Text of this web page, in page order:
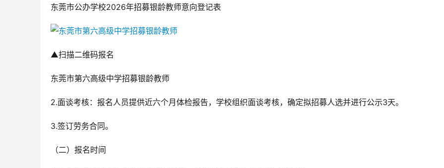
东莞市公办学校2026年招募银龄教师意向登记表
▲扫描二维码报名
东莞市第六高级中学招募银龄教师
2.面谈考核：报名人员提供近六个月体检报告，学校组织面谈考核，确定拟招募人选并进行公示3天。
3.签订劳务合同。
（二）报名时间